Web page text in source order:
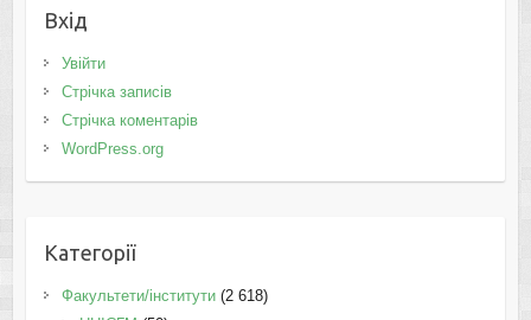
Вхід
Увійти
Стрічка записів
Стрічка коментарів
WordPress.org
Категорії
Факультети/інститути(2 618)